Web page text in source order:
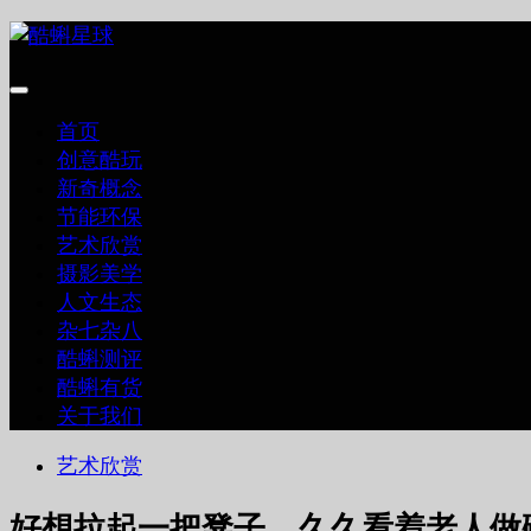
跳
内
首页
创意酷玩
新奇概念
节能环保
艺术欣赏
摄影美学
人文生态
杂七杂八
酷蝌测评
酷蝌有货
关于我们
艺术欣赏